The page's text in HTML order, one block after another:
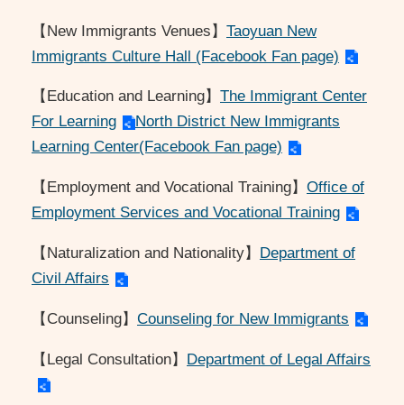
【New Immigrants Venues】 Taoyuan New
Immigrants Culture Hall (Facebook Fan page)
【Education and Learning】 The Immigrant Center
For Learning
North District New Immigrants
Learning Center(Facebook Fan page)
【Employment and Vocational Training】 Office of
Employment Services and Vocational Training
【Naturalization and Nationality】 Department of
Civil Affairs
【Counseling】 Counseling for New Immigrants
【Legal Consultation】 Department of Legal Affairs